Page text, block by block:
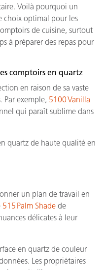
Voilà pourquoi un
choix optimal pour les
de cuisine, surtout
à préparer des repas pour
comptoirs en quartz
en raison de sa vaste
Par exemple, 5100 Vanilla
qui paraît sublime dans
quartz de haute qualité en
un plan de travail en
515 Palm Shade de
délicates à leur
en quartz de couleur
Les propriétaires